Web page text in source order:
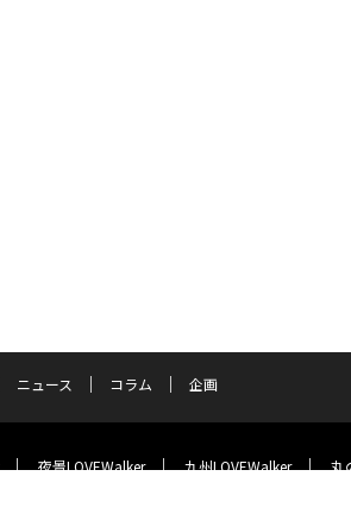
ニュース コラム 企画
夜景LOVEWalker 九州LOVEWalker 丸